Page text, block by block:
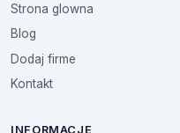
Strona glowna
Blog
Dodaj firme
Kontakt
INFORMACJE